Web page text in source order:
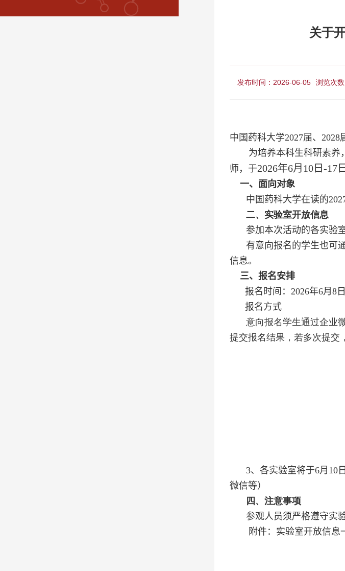
关于
发布时间：2026-06-05 浏览次数
中国药科大学2027届、 2028
为培养本科生科研素养
师，于2026年6月 10 日 -17
一、面向对象
中国药科大学在读的
二、实验室开放信息
参加本次活动的各实验
有意向报名的学生也可
信息。
三、报名安排
报名时间： 2026年6月 8 日
报名方式
意向报名学生通过企业
提交报名结果，若多次提交
3、各实验室将于6月 10日
微信等）
四、注意事项
参观人员须严格遵守实
附件：实验室开放信息